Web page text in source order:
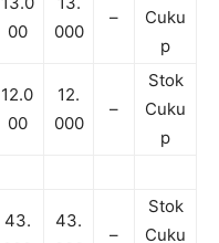
00
000
–
Cuku
p
12.0
00
12.
000
–
Stok
Cuku
p
43.
43.
–
Stok
Cuku